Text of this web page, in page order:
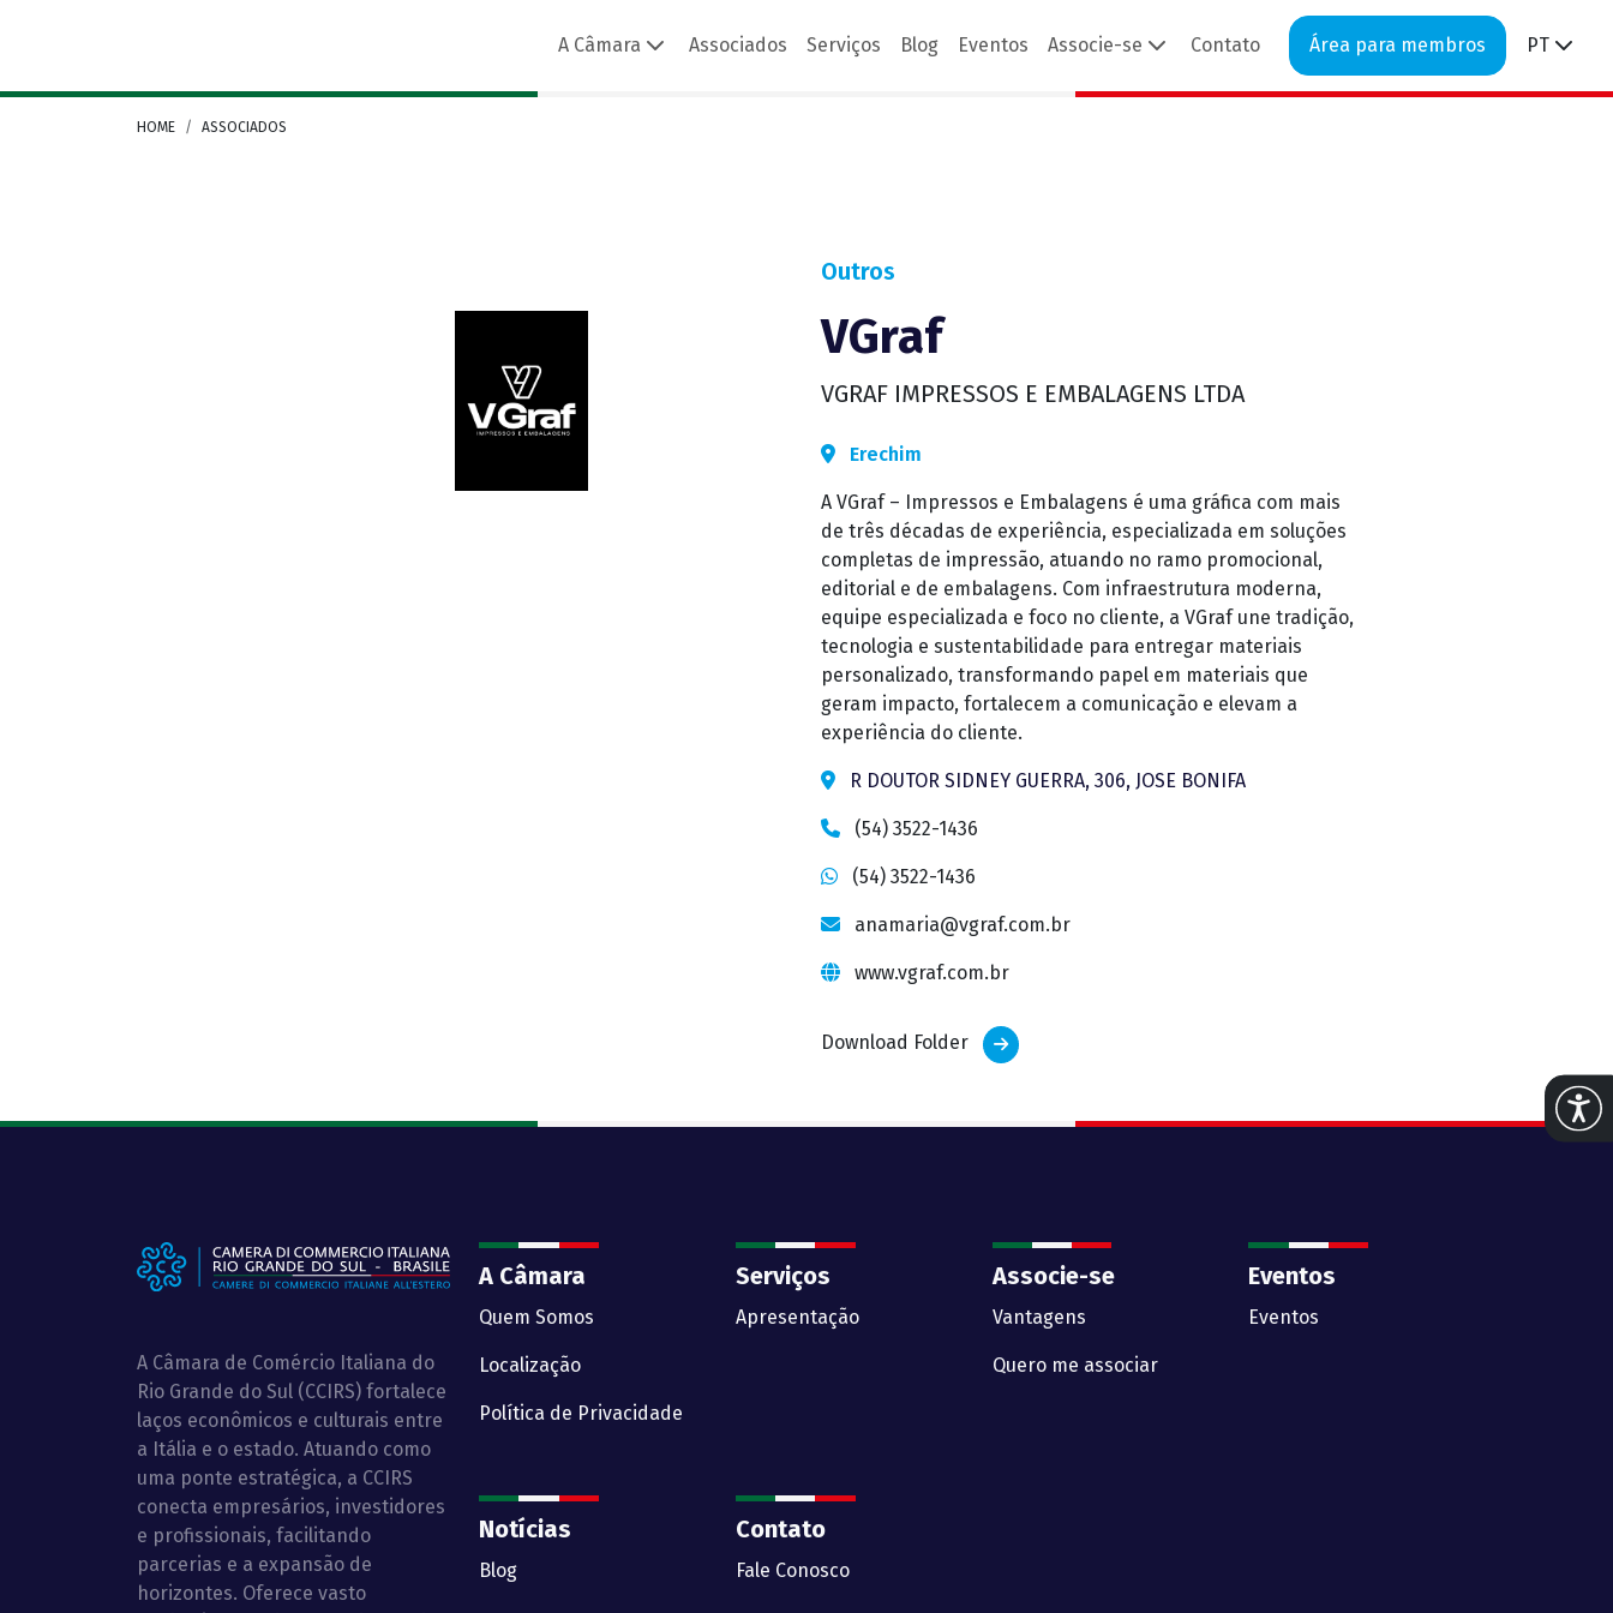
Abrir
A Câmara Associados Serviços Blog Eventos Associe-se Contato Área para membros PT
HOME ASSOCIADOS
Outros
VGraf
VGRAF IMPRESSOS E EMBALAGENS LTDA
Erechim
A VGraf – Impressos e Embalagens é uma gráfica com mais
de três décadas de experiência, especializada em soluções
completas de impressão, atuando no ramo promocional,
editorial e de embalagens. Com infraestrutura moderna,
equipe especializada e foco no cliente, a VGraf une tradição,
tecnologia e sustentabilidade para entregar materiais
personalizado, transformando papel em materiais que
geram impacto, fortalecem a comunicação e elevam a
experiência do cliente.
R DOUTOR SIDNEY GUERRA, 306, JOSE BONIFA
(54) 3522-1436
(54) 3522-1436
anamaria@vgraf.com.br
www.vgraf.com.br
Download Folder
A Câmara de Comércio Italiana do
Rio Grande do Sul (CCIRS) fortalece
laços econômicos e culturais entre
a Itália e o estado. Atuando como
uma ponte estratégica, a CCIRS
conecta empresários, investidores
e profissionais, facilitando
parcerias e a expansão de
horizontes. Oferece vasto
A Câmara
Quem Somos
Localização
Política de Privacidade
Serviços
Apresentação
Associe-se
Vantagens
Quero me associar
Eventos
Eventos
Notícias
Blog
Contato
Fale Conosco